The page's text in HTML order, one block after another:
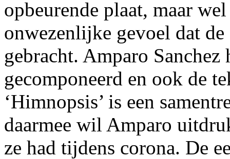
opbeurende plaat, maar
onwezenlijke gevoel dat
gebracht. Amparo
gecomponeerd en ook de
‘Himnopsis’ is een
daarmee wil Amparo
ze had tijdens corona. De